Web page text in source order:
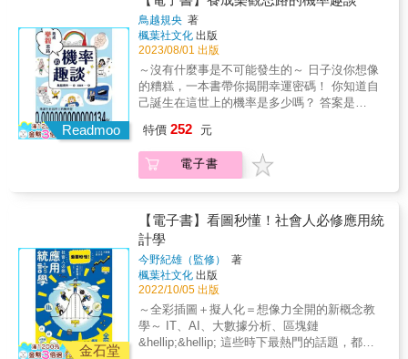
率， 不僅能成為和人閒聊時的有趣話題， 還能
掃除心中的不安與焦慮， 發現「原來這世界沒
我想的這麼糟糕」。 原本冷冰冰的數字也能撫
慰人心， 帶你從悲觀負面的泥淖中抽身， 鼓起
往前邁進的勇氣，開啟樂觀人生！ 本書特色 ◎
圖文搭配，介紹世上各種神奇機率！ ◎用數字
療癒身心的同時增長知識！ ◎不再怕閒聊時想
不到有趣話題！ &
Readmoo
鳥越規央 著
楓葉社文化 出版
2023/08/01 出版
～沒有什麼事是不可能發生的～ 日子沒你想像
的糟糕，一本書帶你揭開幸運密碼！ 你知道自
己誕生在這世上的機率是多少嗎？ 答案是
宛如奇蹟般的數字。 沒錯！我們的存在就是一
種奇蹟。 每天新聞總是播報著令人不安的消
息， 不知不覺間，我們總是會以為「世界愈來
美好！ 本書介紹了世界上各式各樣的神奇機
率， 不僅能成為和人閒聊時的有趣話題， 還能
掃除心中的不安與焦慮， 發現「原來這世界沒
我想的這麼糟糕」。 原本冷冰冰的數字也能撫
慰人心， 帶你從悲觀負面的泥淖中抽身， 鼓起
往前邁進的勇氣，開啟樂觀人生！ 本書特色 ◎
圖文搭配，介紹世上各種神奇機率！ ◎用數字
療癒身心的同時增長知識！ ◎不再怕閒聊時想
不到有趣話題！ &
特價 252 元
電子書
金石堂
【電子書】看圖秒懂！社會人必修應用統
計學
今野紀雄（監修）
著
楓葉社文化 出版
2022/10/05 出版
～全彩插圖＋擬人化＝想像力全開的新概念教
學～ IT、AI、大數據分析、區塊鏈
&hellip;&hellip; 這些時下最熱門的話題，都與